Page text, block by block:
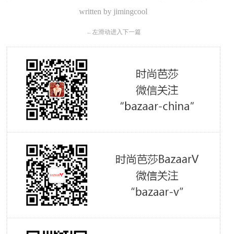
written by jimingcool
← 左滑动进入下一篇